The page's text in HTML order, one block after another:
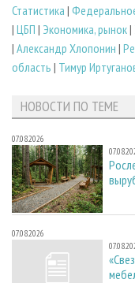
Статистика |
| ЦБП | Экономика, рынок|
| Александр Хлопонин |
область | Тимур
НОВОСТИ ПО ТЕМЕ
07.08.2026
07.08.2026